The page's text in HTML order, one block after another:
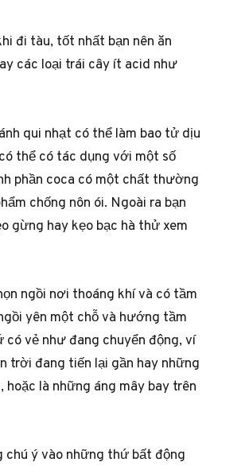
đi tàu, tốt nhất bạn nên ăn
các loại trái cây ít acid như
qui nhạt có thể làm bao tử dịu
thể có tác dụng với một số
phần coca có một chất thường
chống nôn ói. Ngoài ra bạn
gừng hay kẹo bạc hà thử xem
ngồi nơi thoáng khí và có tầm
yên một chỗ và hướng tầm
có vẻ như đang chuyển động, ví
trời đang tiến lại gần hay những
hoặc là những áng mây bay trên
chú ý vào những thứ bất động